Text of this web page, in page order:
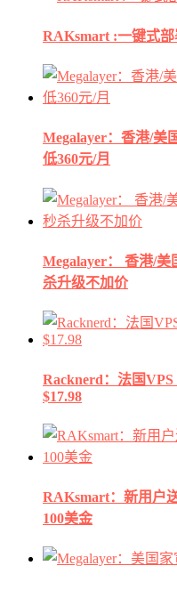
RAKsmart :一键式
Megalayer：香港/美
低360元/月
Megalayer： 香港/美
杀升级不加价
Racknerd：法国VPS
$17.98
RAKsmart：新用户
100美金